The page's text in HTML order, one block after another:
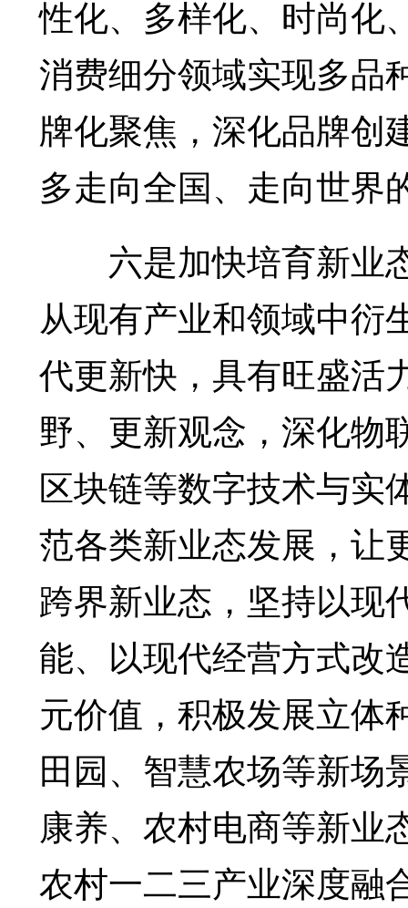
性化、多样化、时尚化
消费细分领域实现多品
牌化聚焦，深化品牌创
多走向全国、走向世界
六是加快培育新业
从现有产业和领域中衍
代更新快，具有旺盛活
野、更新观念，深化物
区块链等数字技术与实
范各类新业态发展，让
跨界新业态，坚持以现
能、以现代经营方式改
元价值，积极发展立体
田园、智慧农场等新场
康养、农村电商等新业
农村一二三产业深度融